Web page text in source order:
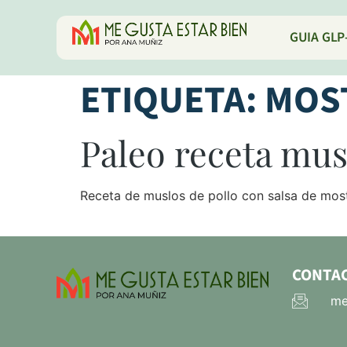
GUIA
ETIQUETA:
Paleo receta
Receta de muslos de pollo con salsa de